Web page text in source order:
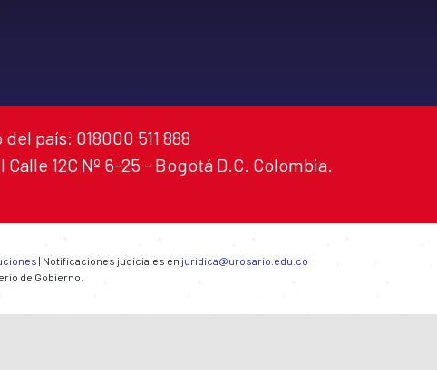
país: 018000 511 888
12C Nº 6-25 - Bogotá D.C. Colombia.
| Notificaciones judiciales en juridica@urosario.edu.co
de Gobierno.